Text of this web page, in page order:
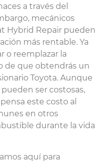
a través del
mecánicos
Hybrid Repair pueden
más rentable. Ya
o reemplazar la
de que obtendrás un
Toyota. Aunque
ser costosas,
este costo al
en otros
durante la vida
aquí para